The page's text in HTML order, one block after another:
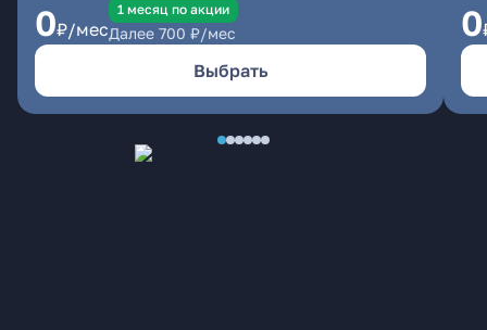
0₽/мес
1 месяц по акции
Далее 700 ₽/мес
Выбрать
0